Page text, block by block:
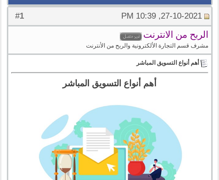
#
1 27-10-2021, 10:39 PM
الربح من الانترنت
مشرف قسم التجارة الألكترونية والربح من الأنترنت
أهم أنواع التسويق المباشر
أهم أنواع التسويق المباشر